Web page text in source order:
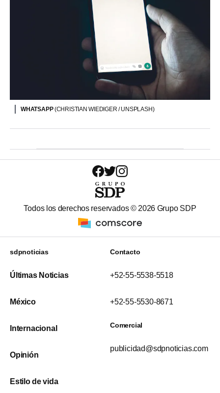
WHATSAPP(CHRISTIAN WIEDIGER / UNSPLASH)
Todos los derechos reservados © 2026 Grupo SDP
sdpnoticias
Últimas Noticias
México
Internacional
Opinión
Estilo de vida
Contacto
+52-55-5538-5518
+52-55-5530-8671
Comercial
publicidad@sdpnoticias.com